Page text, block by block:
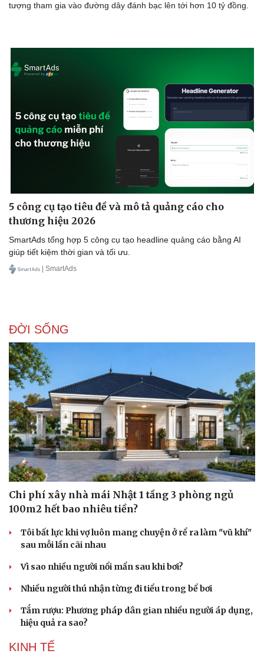
Sức khỏe
Cây thuốc
Sản phụ khoa
Nhi khoa
Đời sống
Blog
tượng tham gia vào đường dây đánh bạc lên tới hơn 10 tỷ đồng.
5 công cụ tạo tiêu đề và mô tả quảng cáo cho
thương hiệu 2026
SmartAds tổng hợp 5 công cụ tạo headline quảng cáo bằng AI
giúp tiết kiệm thời gian và tối ưu.
| SmartAds
ĐỜI SỐNG
Chi phí xây nhà mái Nhật 1 tầng 3 phòng ngủ
100m2 hết bao nhiêu tiền?
Tôi bất lực khi vợ luôn mang chuyện ở rể ra làm "vũ khí"
sau mỗi lần cãi nhau
Vì sao nhiều người nổi mẩn sau khi bơi?
Nhiều người thú nhận từng đi tiểu trong bể bơi
Tắm rượu: Phương pháp dân gian nhiều người áp dụng,
hiệu quả ra sao?
KINH TẾ